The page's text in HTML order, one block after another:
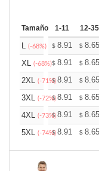
Tamaño 1-11 12-35
L (-68%) $ 8.91 $ 8.65
XL (-68%)$ 8.91 $ 8.65
2XL (-71%)
$8.91 $ 8.65
3XL (-72%)
$8.91 $ 8.65
4XL (-73%)
$8.91 $ 8.65
5XL (-74%)
$8.91 $ 8.65